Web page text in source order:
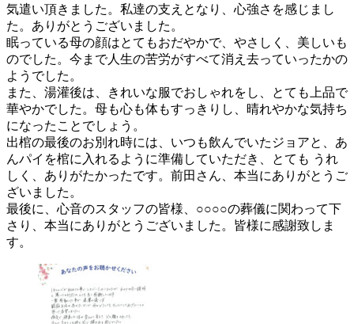
気遣い頂きました。私達の支えとなり、心強さを感じまし
た。ありがとうございました。
眠っている母の顔はとてもおだやかで、やさしく、美しいも
のでした。今まで人生の苦労がすべて消え去っていったかの
ようでした。
また、湯灌後は、きれいな服でおしゃれをし、とても上品で
華やかでした。母も心も体もすっきりし、晴れやかな気持ち
になったことでしょう。
出棺の最後のお別れ時には、いつも飲んでいたジョアと、あ
んパイを棺に入れるように準備していただき、とても うれ
しく、ありがたかったです。前田さん、本当にありがとうご
ざいました。
最後に、心音のスタッフの皆様、○○○○の葬儀に関わって下
さり、本当にありがとうございました。皆様に感謝致しま
す。